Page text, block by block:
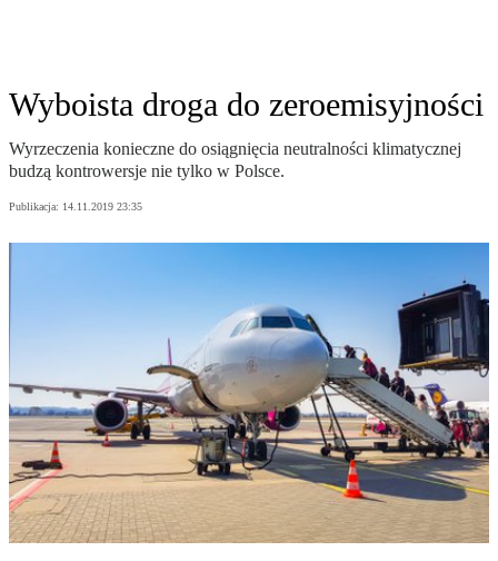
Wyboista droga do zeroemisyjności
Wyrzeczenia konieczne do osiągnięcia neutralności klimatycznej
budzą kontrowersje nie tylko w Polsce.
Publikacja: 14.11.2019 23:35